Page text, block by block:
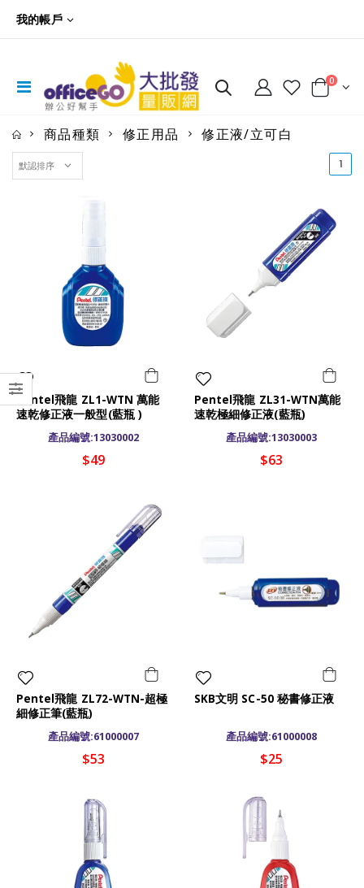
我的帳戶
0
商品種類 修正用品 修正液/立可白
1
Pentel飛龍 ZL1-WTN 萬能
速乾修正液一般型(藍瓶 )
產品編號:13030002
$49
Pentel飛龍 ZL31-WTN萬能
速乾極細修正液(藍瓶)
產品編號:13030003
$63
Pentel飛龍 ZL72-WTN-超極
細修正筆(藍瓶)
產品編號:61000007
$53
SKB文明 SC-50 秘書修正液
產品編號:61000008
$25